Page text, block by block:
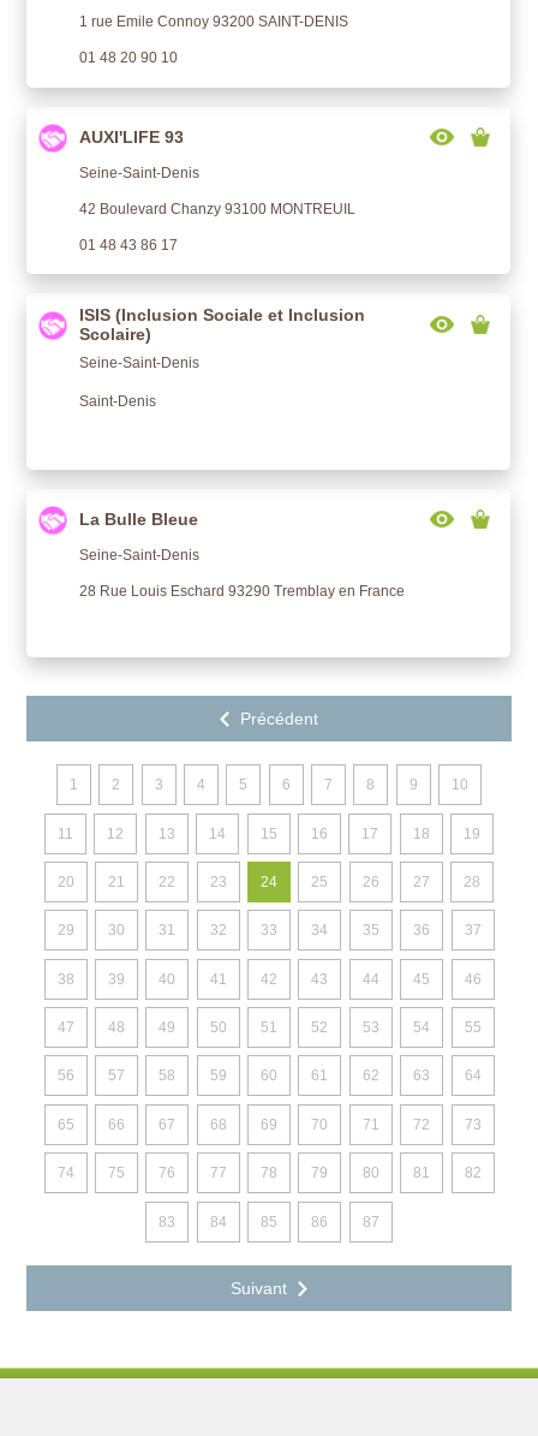
1 rue Emile Connoy 93200 SAINT-DENIS
01 48 20 90 10
AUXI'LIFE 93
Seine-Saint-Denis
42 Boulevard Chanzy 93100 MONTREUIL
01 48 43 86 17
ISIS (Inclusion Sociale et Inclusion
Scolaire)
Seine-Saint-Denis
Saint-Denis
La Bulle Bleue
Seine-Saint-Denis
28 Rue Louis Eschard 93290 Tremblay en France
1 2 3 4 5 6 7 8 9 10
11 12 13 14 15 16 17 18 19
20 21 22 23 24 25 26 27 28
29 30 31 32 33 34 35 36 37
38 39 40 41 42 43 44 45 46
47 48 49 50 51 52 53 54 55
56 57 58 59 60 61 62 63 64
65 66 67 68 69 70 71 72 73
74 75 76 77 78 79 80 81 82
83 84 85 86 87